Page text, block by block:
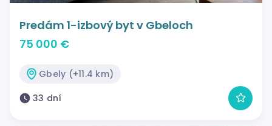
Predám 1-izbový byt v Gbeloch
75 000 €
Gbely (+11.4 km)
33 dní